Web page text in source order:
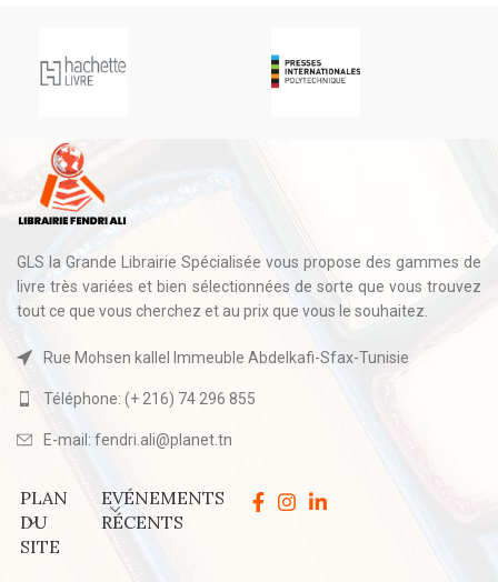
GLS la Grande Librairie Spécialisée vous propose des gammes de
livre très variées et bien sélectionnées de sorte que vous trouvez
tout ce que vous cherchez et au prix que vous le souhaitez.
Rue Mohsen kallel Immeuble Abdelkafi-Sfax-Tunisie
Téléphone: (+ 216) 74 296 855
E-mail: fendri.ali@planet.tn
PLAN
DU
SITE
EVÉNEMENTS
RÉCENTS